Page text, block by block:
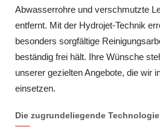
Abwasserrohre und verschmutzte
entfernt. Mit der Hydrojet-Technik
besonders sorgfältige
beständig frei hält. Ihre Wünsche
unserer gezielten Angebote, die wir
einsetzen.
Die zugrundeliegende Technologie